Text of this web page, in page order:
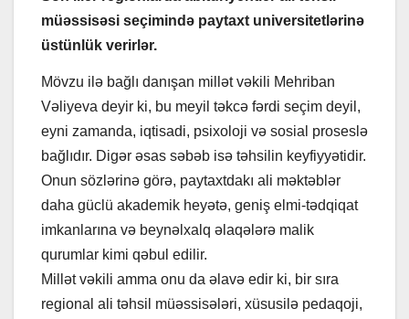
müəssisəsi seçimində paytaxt universitetlərinə
üstünlük verirlər.
Mövzu ilə bağlı danışan millət vəkili Mehriban
Vəliyeva deyir ki, bu meyil təkcə fərdi seçim deyil,
eyni zamanda, iqtisadi, psixoloji və sosial proseslə
bağlıdır. Digər əsas səbəb isə təhsilin keyfiyyətidir.
Onun sözlərinə görə, paytaxtdakı ali məktəblər
daha güclü akademik heyətə, geniş elmi-tədqiqat
imkanlarına və beynəlxalq əlaqələrə malik
qurumlar kimi qəbul edilir.
Millət vəkili amma onu da əlavə edir ki, bir sıra
regional ali təhsil müəssisələri, xüsusilə pedaqoji,